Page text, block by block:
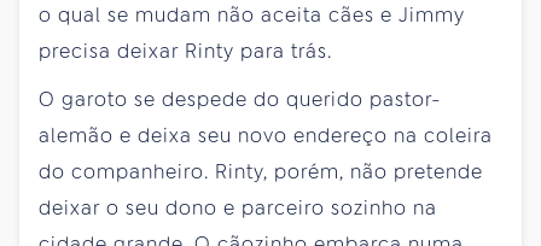
o qual se mudam não aceita cães e Jimmy
precisa deixar Rinty para trás.
O garoto se despede do querido pastor-
alemão e deixa seu novo endereço na coleira
do companheiro. Rinty, porém, não pretende
deixar o seu dono e parceiro sozinho na